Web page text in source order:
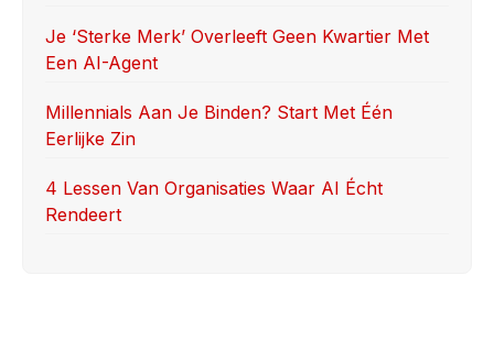
Je ‘sterke Merk’ Overleeft Geen Kwartier Met
Een AI-Agent
Millennials Aan Je Binden? Start Met Één
Eerlijke Zin
4 Lessen Van Organisaties Waar AI Écht
Rendeert